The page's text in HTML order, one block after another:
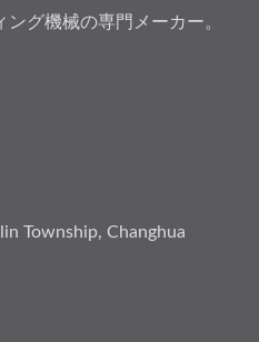
グ機械の専門メーカー。
Township, Changhua